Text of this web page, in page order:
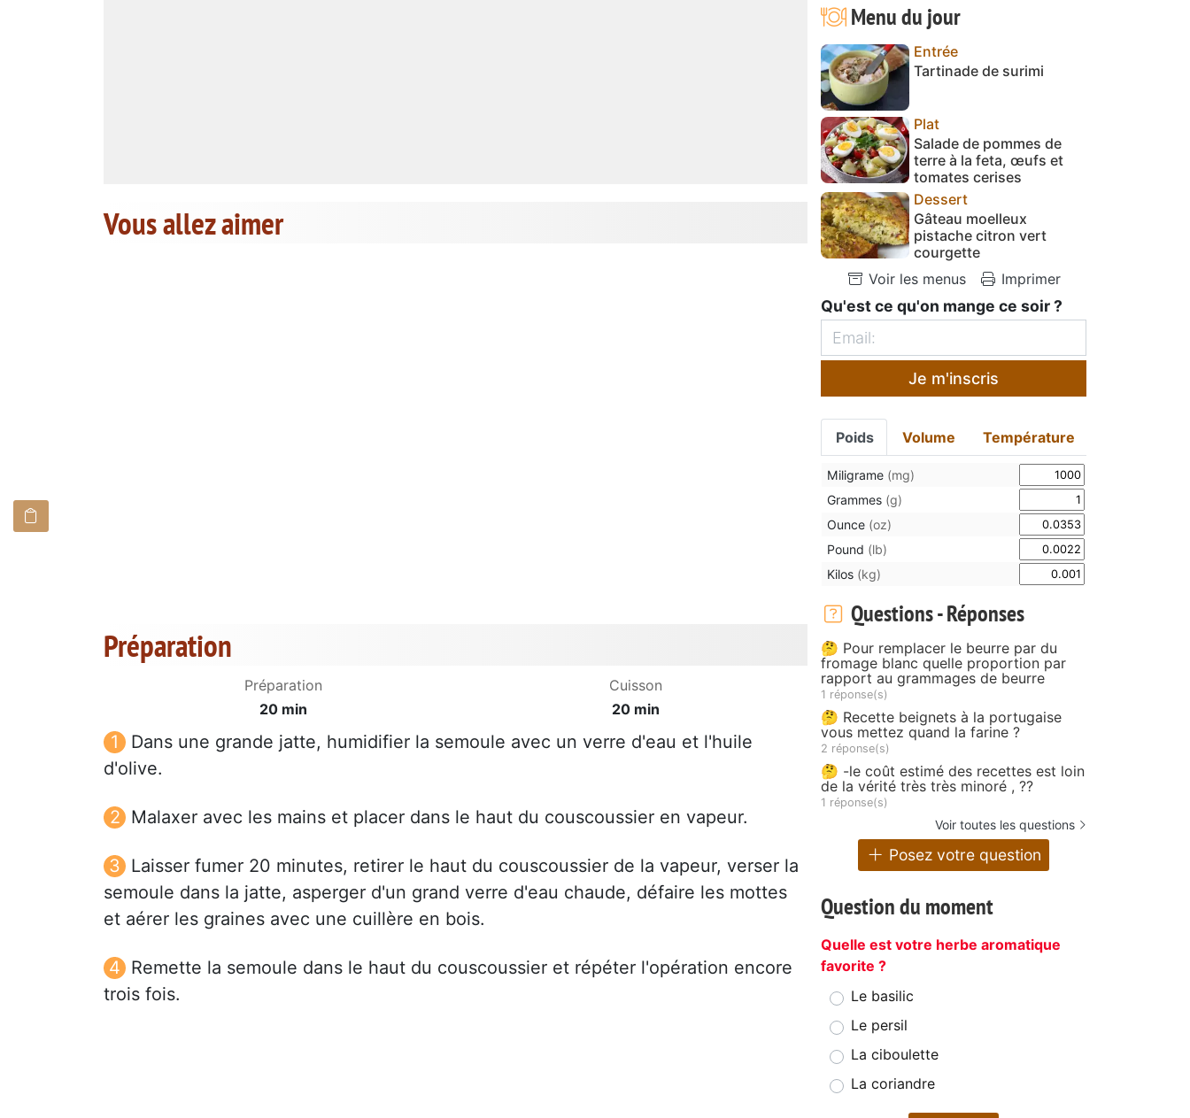
Vous allez aimer
Préparation
Préparation
20 min
Cuisson
20 min
Dans une grande jatte, humidifier la semoule avec un verre d'eau et l'huile
d'olive.
Malaxer avec les mains et placer dans le haut du couscoussier en vapeur.
Laisser fumer 20 minutes, retirer le haut du couscoussier de la vapeur, verser la
semoule dans la jatte, asperger d'un grand verre d'eau chaude, défaire les mottes
et aérer les graines avec une cuillère en bois.
Remette la semoule dans le haut du couscoussier et répéter l'opération encore
trois fois.
Menu du jour
Entrée
Tartinade de surimi
Plat
Salade de pommes de
terre à la feta, œufs et
tomates cerises
Dessert
Gâteau moelleux
pistache citron vert
courgette
Voir les menus
Imprimer
Qu'est ce qu'on mange ce soir ?
Je m'inscris
Poids Volume Température
Miligrame (mg)
Grammes (g)
Ounce (oz)
Pound (lb)
Kilos (kg)
Questions - Réponses
🤔 Pour remplacer le beurre par du
fromage blanc quelle proportion par
rapport au grammages de beurre
1 réponse(s)
🤔 Recette beignets à la portugaise
vous mettez quand la farine ?
2 réponse(s)
🤔 -le coût estimé des recettes est loin
de la vérité très très minoré , ??
1 réponse(s)
Voir toutes les questions
Posez votre question
Question du moment
Quelle est votre herbe aromatique
favorite ?
Le basilic
Le persil
La ciboulette
La coriandre